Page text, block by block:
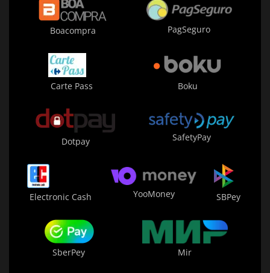
Boacompra PagSeguro
Carte Pass Boku
Dotpay SafetyPay
Electronic Cash YooMoney SBPey
SberPey Mir